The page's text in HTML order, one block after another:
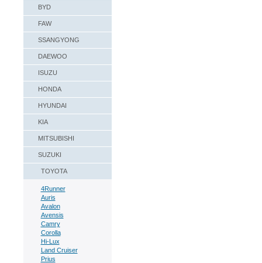
BYD
FAW
SSANGYONG
DAEWOO
ISUZU
HONDA
HYUNDAI
KIA
MITSUBISHI
SUZUKI
TOYOTA
4Runner
Auris
Avalon
Avensis
Camry
Corolla
Hi-Lux
Land Cruiser
Prius